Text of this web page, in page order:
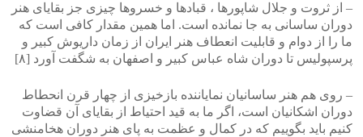
– از ثروت و جلال شاپورها ، قبادها و خسروها چیزی جز بقایای هنر
دوران‏ ساسانی به جا نمانده است. اما همین مقدار کافی است که
ما را از دوام و قابلیت انعطاف هنر ایران از زمان داریوش کبیر و
پرسپولیس تا دوران‏ شاه عباس کبیر و اصفهان به شگفت آورد [۸]
– روی هم هنر ساسانیان نمایاننده بازخیزی از چهار قرن انحطاط
دوران‏ اشکانیان است، اگر ما به قید احتیاط از بقایای آن قضاوت
کنیم باید بگوییم که در کمال و عظمت به پای هنر دوران هخامنشی